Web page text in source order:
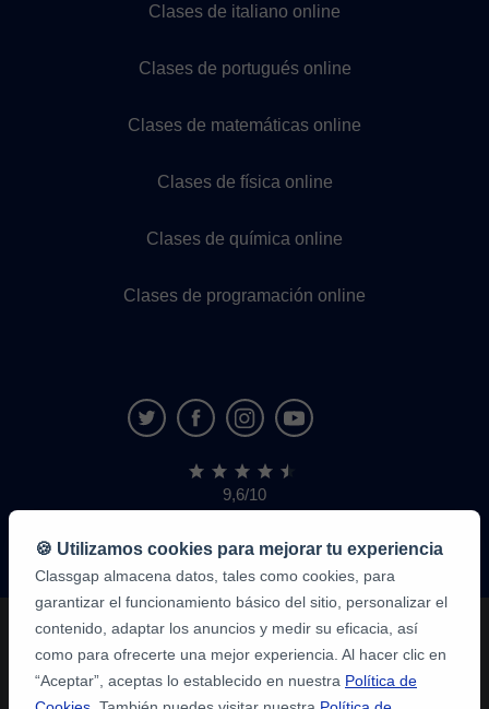
Clases de italiano online
Clases de portugués online
Clases de matemáticas online
Clases de física online
Clases de química online
Clases de programación online
9,6/10
1.339.284
de
alumnos
🍪 Utilizamos cookies para mejorar tu experiencia
Classgap almacena datos, tales como cookies, para
garantizar el funcionamiento básico del sitio, personalizar el
contenido, adaptar los anuncios y medir su eficacia, así
como para ofrecerte una mejor experiencia. Al hacer clic en
“Aceptar”, aceptas lo establecido en nuestra Política de